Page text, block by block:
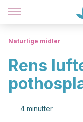
Naturlige midler
Rens
4 minutter